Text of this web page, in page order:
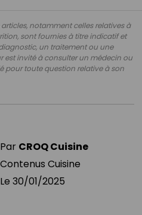
notamment celles relatives à
sont fournies à titre indicatif et
un traitement ou une
est invité à consulter un médecin ou
pour toute question relative à son
Par CROQ Cuisine
Contenus Cuisine
Le 30/01/2025